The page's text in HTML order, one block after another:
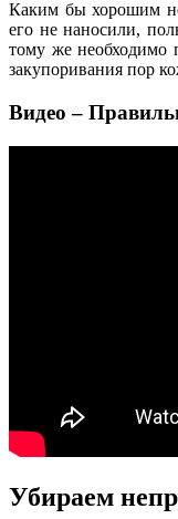
Каким бы хорошим
его не наносили,
тому же необходимо
закупоривания пор
Видео –
Убираем